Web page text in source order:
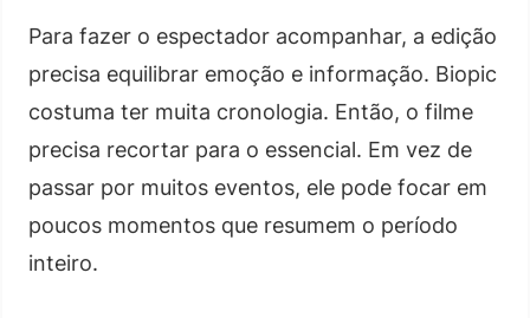
Para fazer o espectador acompanhar, a edição
precisa equilibrar emoção e informação. Biopic
costuma ter muita cronologia. Então, o filme
precisa recortar para o essencial. Em vez de
passar por muitos eventos, ele pode focar em
poucos momentos que resumem o período
inteiro.